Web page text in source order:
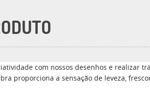
com nossos desenhos e realizar
proporciona a sensação de leveza,